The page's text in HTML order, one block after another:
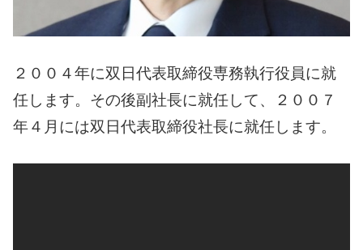
２００４年に双日代表取締役専務執行役員に就
任します。 その後副社長に就任して、２００７
年４月には双日代表取締役社長に就任します。